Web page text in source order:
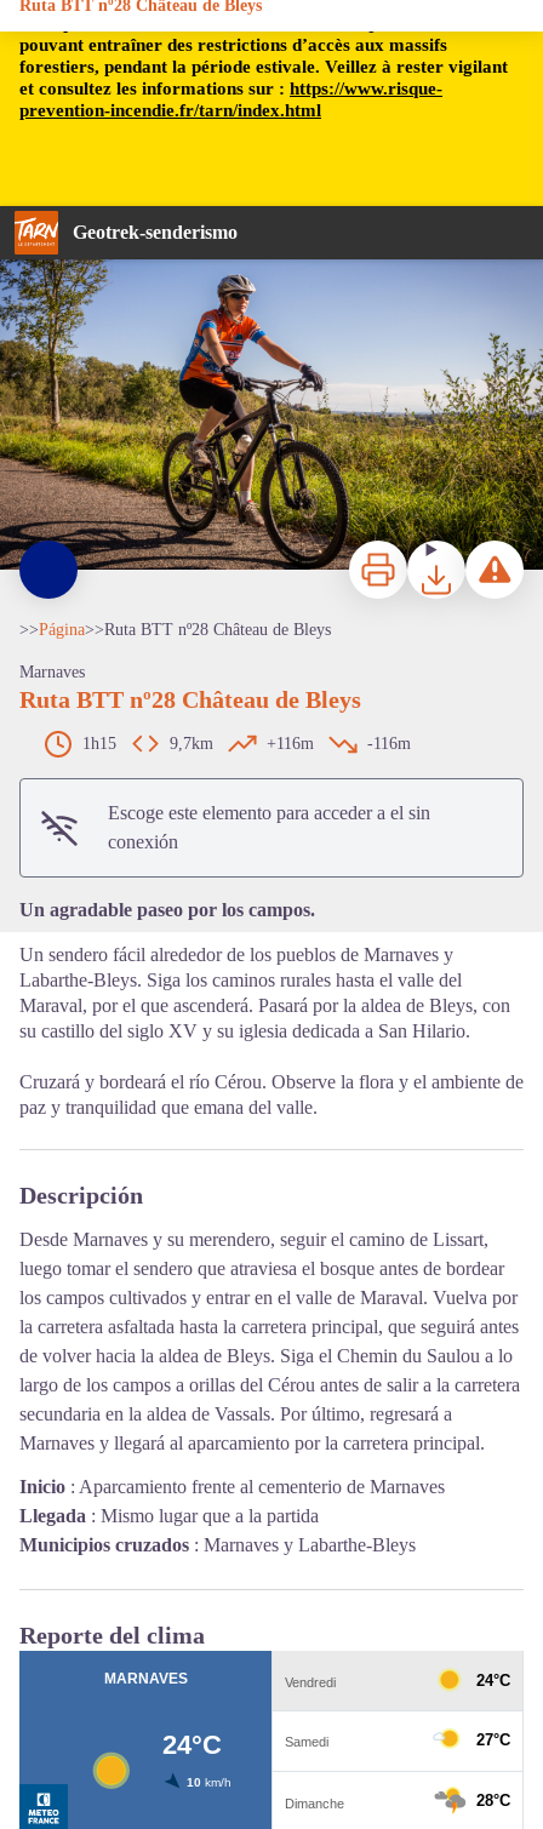
pouvant entraîner des restrictions d’accès aux massifs
forestiers, pendant la période estivale. Veillez à rester vigilant
et consultez les informations sur : https://www.risque-
prevention-incendie.fr/tarn/index.html
Geotrek-senderismo
Ruta BTT nº28 Château de Bleys
Pascale Walter
ImprimirBajar Informar
>>Página>>Ruta BTT nº28 Château de Bleys
Marnaves
Ruta BTT nº28 Château de Bleys
1h15 9,7km +116m -116m
Escoge este elemento para acceder a el sin
conexión
Un agradable paseo por los campos.
Un sendero fácil alrededor de los pueblos de Marnaves y
Labarthe-Bleys. Siga los caminos rurales hasta el valle del
Maraval, por el que ascenderá. Pasará por la aldea de Bleys, con
su castillo del siglo XV y su iglesia dedicada a San Hilario.
Cruzará y bordeará el río Cérou. Observe la flora y el ambiente de
paz y tranquilidad que emana del valle.
Descripción
Desde Marnaves y su merendero, seguir el camino de Lissart,
luego tomar el sendero que atraviesa el bosque antes de bordear
los campos cultivados y entrar en el valle de Maraval. Vuelva por
la carretera asfaltada hasta la carretera principal, que seguirá antes
de volver hacia la aldea de Bleys. Siga el Chemin du Saulou a lo
largo de los campos a orillas del Cérou antes de salir a la carretera
secundaria en la aldea de Vassals. Por último, regresará a
Marnaves y llegará al aparcamiento por la carretera principal.
Inicio : Aparcamiento frente al cementerio de Marnaves
Llegada : Mismo lugar que a la partida
Municipios cruzados : Marnaves y Labarthe-Bleys
Reporte del clima